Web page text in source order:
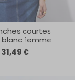
courtes
blanc femme
31,49 €